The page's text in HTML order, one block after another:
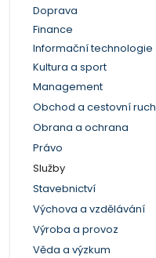
Doprava
Finance
Informační technologie
Kultura a sport
Management
Obchod a cestovní ruch
Obrana a ochrana
Právo
Služby
Stavebnictví
Výchova a vzdělávání
Výroba a provoz
Věda a výzkum